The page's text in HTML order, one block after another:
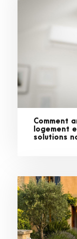
Comment
logement
solutions